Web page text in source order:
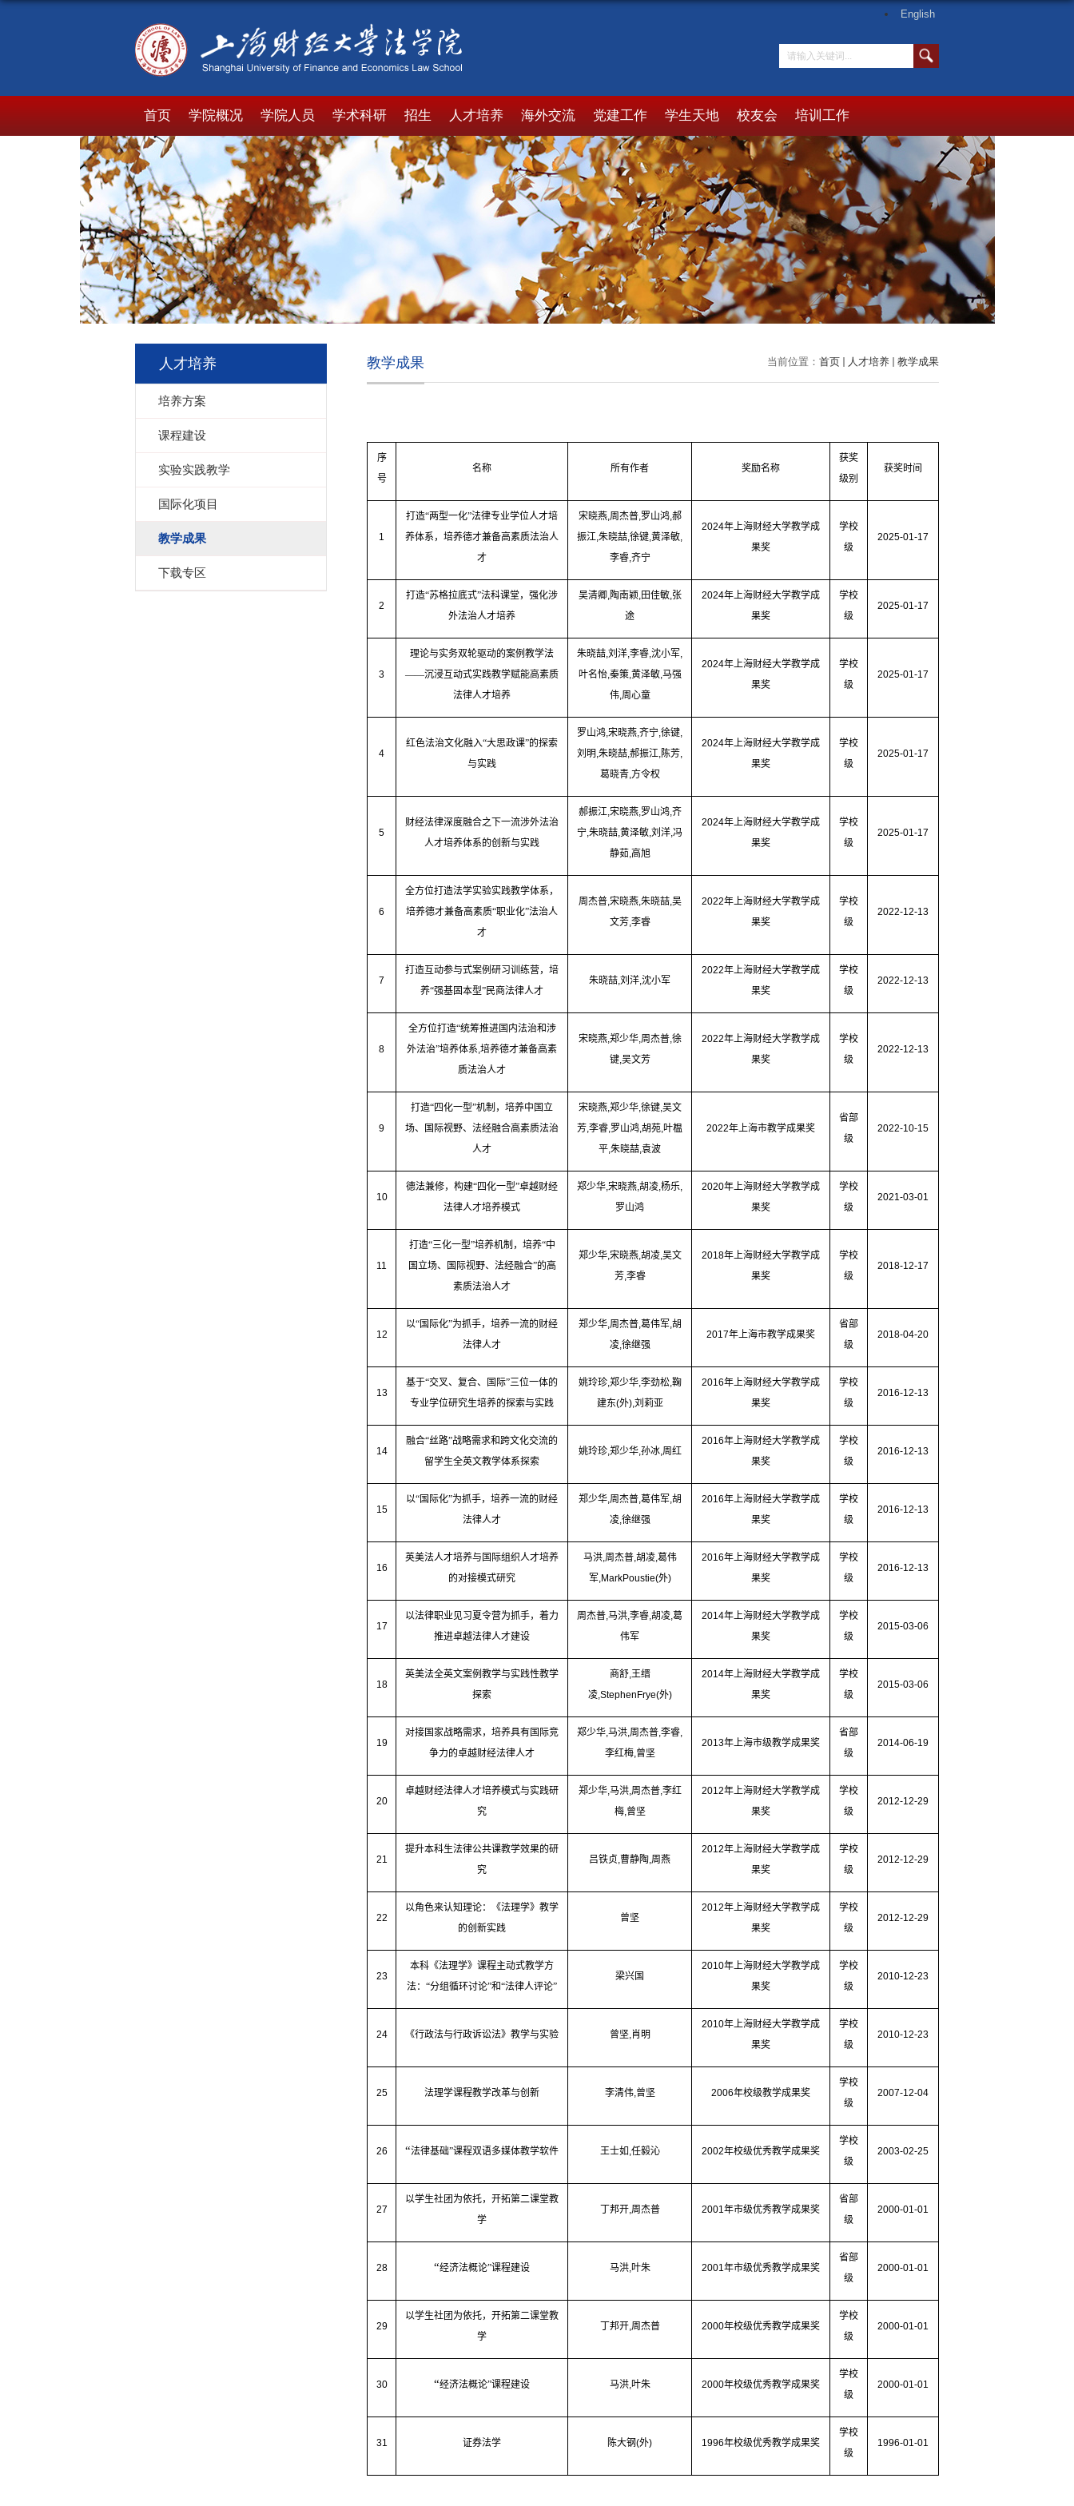
English
首页 学院概况 学院人员 学术科研 招生 人才培养 海外交流 党建工作 学生天地 校友会 培训工作
人才培养
培养方案
课程建设
实验实践教学
国际化项目
教学成果
下载专区
当前位置： 首页 人才培养 教学成果
教学成果
序
号
名称 所有作者 奖励名称
获奖
级别
获奖时间
1
打造“两型一化”法律专业学位人才培
养体系，培养德才兼备高素质法治人
才
宋晓燕, 周杰普, 罗山鸿, 郝
振江 朱晓喆 徐键 黄泽敏
李睿, 齐宁
2024年上海财经大学教学成
果奖
学校
级
2025-01-17
2
打造“苏格拉底式”法科课堂，强化涉
外法治人才培养
吴清卿, 陶南颖, 田佳敏, 张
途
2024年上海财经大学教学成
果奖
学校
级
2025-01-17
3
理论与实务双轮驱动的案例教学法
——沉浸互动式实践教学赋能高素质
法律人才培养
朱晓喆 刘洋 李睿 沈小军
叶名怡, 秦策, 黄泽敏, 马强
伟, 周心童
2024年上海财经大学教学成
果奖
学校
级
2025-01-17
4
红色法治文化融入“大思政课”的探索
与实践
罗山鸿 宋晓燕 齐宁 徐键
刘明 朱晓喆 郝振江 陈芳
葛晓青, 方令权
2024年上海财经大学教学成
果奖
学校
级
2025-01-17
5
财经法律深度融合之下一流涉外法治
人才培养体系的创新与实践
郝振江 宋晓燕, 罗山鸿, 齐
宁 朱晓喆 黄泽敏 刘洋 冯
静茹, 高旭
2024年上海财经大学教学成
果奖
学校
级
2025-01-17
6
全方位打造法学实验实践教学体系，
培养德才兼备高素质“职业化”法治人
才
周杰普, 宋晓燕, 朱晓喆, 吴
文芳, 李睿
2022年上海财经大学教学成
果奖
学校
级
2022-12-13
7
打造互动参与式案例研习训练营，培
养“强基固本型”民商法律人才
朱晓喆 刘洋 沈小军
2022年上海财经大学教学成
果奖
学校
级
2022-12-13
8
全方位打造“统筹推进国内法治和涉
外法治”培养体系 培养德才兼备高素
质法治人才
宋晓燕, 郑少华, 周杰普, 徐
键, 吴文芳
2022年上海财经大学教学成
果奖
学校
级
2022-12-13
9
打造“四化一型”机制，培养中国立
场、国际视野、法经融合高素质法治
人才
宋晓燕, 郑少华, 徐键, 吴文
芳 李睿 罗山鸿 胡苑 叶榅
平 朱晓喆 袁波
2022年上海市教学成果奖
省部
级
2022-10-15
10
德法兼修，构建“四化一型”卓越财经
法律人才培养模式
郑少华 宋晓燕 胡凌 杨乐
罗山鸿
2020年上海财经大学教学成
果奖
学校
级
2021-03-01
11
打造“三化一型”培养机制，培养“中
国立场、国际视野、法经融合”的高
素质法治人才
郑少华, 宋晓燕, 胡凌, 吴文
芳, 李睿
2018年上海财经大学教学成
果奖
学校
级
2018-12-17
12
以“国际化”为抓手，培养一流的财经
法律人才
郑少华, 周杰普, 葛伟军, 胡
凌, 徐继强
2017年上海市教学成果奖
省部
级
2018-04-20
13
基于“交叉、复合、国际”三位一体的
专业学位研究生培养的探索与实践
姚玲珍, 郑少华, 李劲松, 鞠
建东(外), 刘莉亚
2016年上海财经大学教学成
果奖
学校
级
2016-12-13
14
融合“丝路”战略需求和跨文化交流的
留学生全英文教学体系探索
姚玲珍, 郑少华, 孙冰, 周红
2016年上海财经大学教学成
果奖
学校
级
2016-12-13
15
以“国际化”为抓手，培养一流的财经
法律人才
郑少华, 周杰普, 葛伟军, 胡
凌, 徐继强
2016年上海财经大学教学成
果奖
学校
级
2016-12-13
16
英美法人才培养与国际组织人才培养
的对接模式研究
马洪, 周杰普, 胡凌, 葛伟
军,MarkPoustie(外)
2016年上海财经大学教学成
果奖
学校
级
2016-12-13
17
以法律职业见习夏令营为抓手，着力
推进卓越法律人才建设
周杰普 马洪 李睿 胡凌 葛
伟军
2014年上海财经大学教学成
果奖
学校
级
2015-03-06
18
英美法全英文案例教学与实践性教学
探索
商舒, 王缙
凌,StephenFrye(外)
2014年上海财经大学教学成
果奖
学校
级
2015-03-06
19
对接国家战略需求，培养具有国际竞
争力的卓越财经法律人才
郑少华 马洪 周杰普 李睿
李红梅, 曾坚
2013年上海市级教学成果奖
省部
级
2014-06-19
20
卓越财经法律人才培养模式与实践研
究
郑少华, 马洪, 周杰普, 李红
梅, 曾坚
2012年上海财经大学教学成
果奖
学校
级
2012-12-29
21
提升本科生法律公共课教学效果的研
究
吕铁贞 曹静陶 周燕
2012年上海财经大学教学成
果奖
学校
级
2012-12-29
22
以角色来认知理论：《法理学》教学
的创新实践
曾坚
2012年上海财经大学教学成
果奖
学校
级
2012-12-29
23
本科《法理学》课程主动式教学方
法：“分组循环讨论”和“法律人评论”
梁兴国
2010年上海财经大学教学成
果奖
学校
级
2010-12-23
24 《行政法与行政诉讼法》教学与实验 曾坚, 肖明
2010年上海财经大学教学成
果奖
学校
级
2010-12-23
25 法理学课程教学改革与创新 李清伟, 曾坚 2006年校级教学成果奖
学校
级
2007-12-04
26 “法律基础”课程双语多媒体教学软件 王士如 任毅沁 2002年校级优秀教学成果奖
学校
级
2003-02-25
27
以学生社团为依托，开拓第二课堂教
学
丁邦开, 周杰普 2001 年市级优秀教学成果奖
省部
级
2000-01-01
28 “经济法概论”课程建设 马洪, 叶朱 2001 年市级优秀教学成果奖
省部
级
2000-01-01
29
以学生社团为依托，开拓第二课堂教
学
丁邦开, 周杰普 2000年校级优秀教学成果奖
学校
级
2000-01-01
30 “经济法概论”课程建设 马洪, 叶朱 2000年校级优秀教学成果奖
学校
级
2000-01-01
31 证券法学 陈大钢(外) 1996年校级优秀教学成果奖
学校
级
1996-01-01